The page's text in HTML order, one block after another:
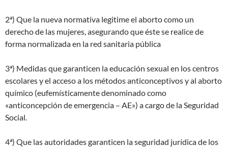
2ª) Que la nueva normativa legitime el aborto como un
derecho de las mujeres, asegurando que éste se realice de
forma normalizada en la red sanitaria pública
3ª) Medidas que garanticen la educación sexual en los centros
escolares y el acceso a los métodos anticonceptivos y al aborto
químico (eufemísticamente denominado como
«anticoncepción de emergencia – AE») a cargo de la Seguridad
Social.
4ª) Que las autoridades garanticen la seguridad jurídica de los